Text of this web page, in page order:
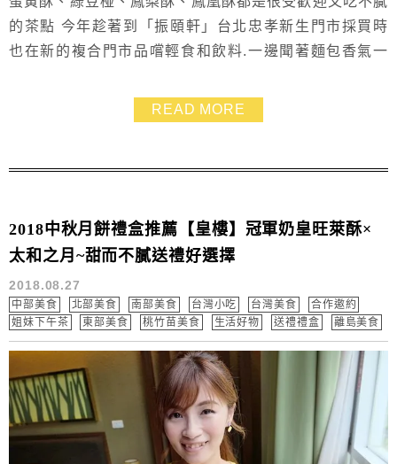
的茶點 今年趁著到「振頤軒」台北忠孝新生門市採買時
也在新的複合門市品嚐輕食和飲料.一邊聞著麵包香氣一
美味又低糖低油無負擔 印象很深刻的一款是「茶韻蛋黃
酥」 以費工的花朵造型登場.外型相當亮眼.加入伯爵茶.吃
呢！ 只要搭配熱茶就能在家開一場下午...
READ MORE
2018中秋月餅禮盒推薦【皇樓】冠軍奶皇旺萊酥×
太和之月~甜而不膩送禮好選擇
2018.08.27
中部美食 北部美食 南部美食 台灣小吃 台灣美食
合作邀約
姐妹下午茶
東部美食 桃竹苗美食 生活好物 送禮禮盒 離島美食